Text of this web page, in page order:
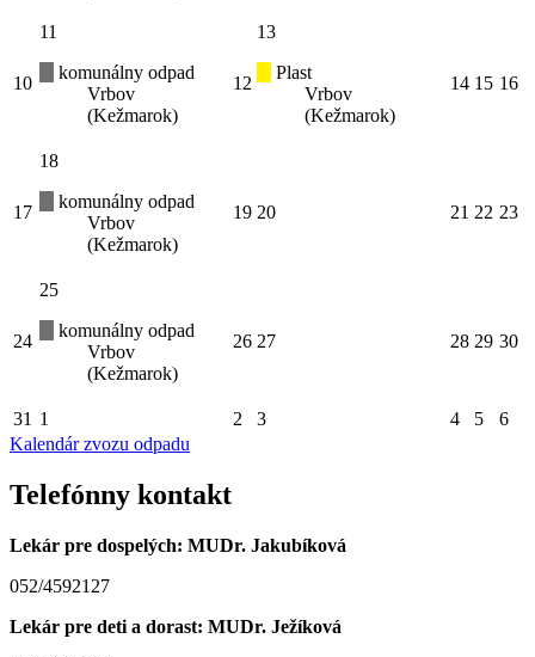
10
11
komunálny odpad
Vrbov
(Kežmarok)
12
13
Plast
Vrbov
(Kežmarok)
14 15 16
17
18
komunálny odpad
Vrbov
(Kežmarok)
19 20 21 22 23
24
25
komunálny odpad
Vrbov
(Kežmarok)
26 27 28 29 30
31 1 2 3 4 5
6
Kalendár zvozu odpadu
Telefónny kontakt
Lekár pre dospelých: MUDr. Jakubíková
052/4592127
Lekár pre deti a dorast: MUDr. Ježíková